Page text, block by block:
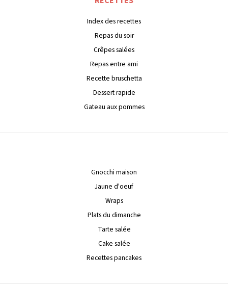
Index des recettes
Repas du soir
Crêpes salées
Repas entre ami
Recette bruschetta
Dessert rapide
Gateau aux pommes
Gnocchi maison
Jaune d'oeuf
Wraps
Plats du dimanche
Tarte salée
Cake salée
Recettes pancakes